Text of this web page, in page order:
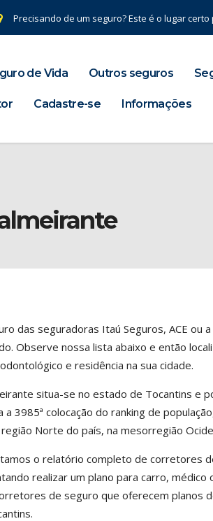
Precisando de um seguro? Este é o lugar
de Vida Outros seguros
Cadastre-se Informações
das seguradoras Itaú Seguros, ACE ou
Observe nossa lista abaixo e então
e residência na sua cidade.
situa-se no estado de Tocantins e
a 3985ª colocação do ranking de
Norte do país, na mesorregião
o relatório completo de corretores
realizar um plano para carro, médico
de seguro que oferecem planos